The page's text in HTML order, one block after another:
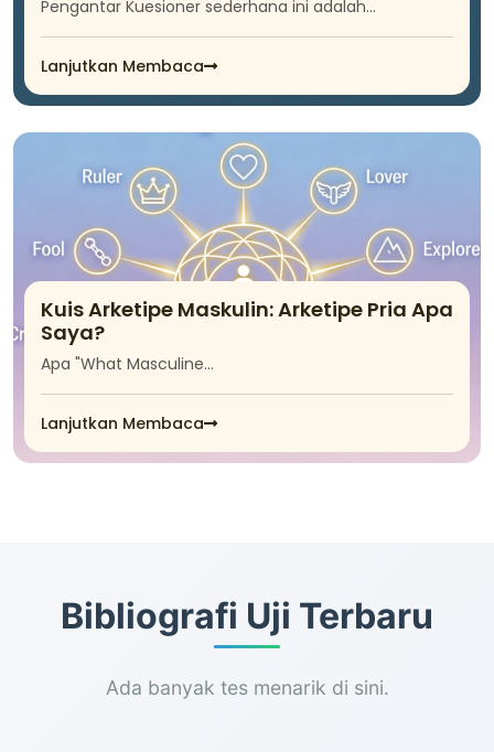
Pengantar Kuesioner sederhana ini adalah...
Lanjutkan Membaca
Kuis Arketipe Maskulin: Arketipe Pria Apa
Saya?
Apa "What Masculine…
Lanjutkan Membaca
Bibliografi Uji Terbaru
Ada banyak tes menarik di sini.